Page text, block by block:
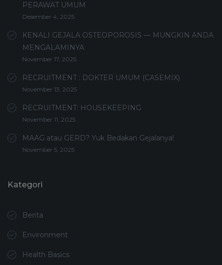
PERAWAT UMUM
Desember 4, 2025
KENALI GEJALA OSTEOPOROSIS — MUNGKIN ANDA
MENGALAMINYA
November 17, 2025
RECRUITMENT : DOKTER UMUM (CASEMIX)
November 13, 2025
RECRUITMENT: HOUSEKEEPING
November 11, 2025
MAAG atau GERD? Yuk Bedakan Gejalanya!
November 5, 2025
Kategori
Berita
Environment
Health Basics